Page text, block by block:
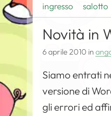
ingresso salotto
Novità in
6 aprile 2010 in
Siamo entrati
versione di
gli errori ed